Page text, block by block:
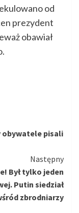
od
prezydent
obawiał
obywatele pisali
Następny
Był tylko jeden
Putin siedział
zbrodniarzy